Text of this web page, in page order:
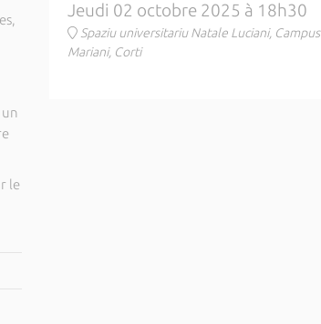
le
Jeudi 02 octobre 2025 à 18h30
Spaziu universitariu Natale Luciani, Campus
Mariani, Corti